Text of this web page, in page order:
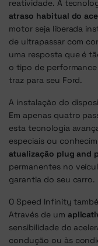
reatividade. A
atraso habitual do
motor seja liberada
de ultrapassar com
uma resposta que é
o tipo de
traz para seu Ford.
A instalação do
Em apenas quatro
esta tecnologia
especiais ou
atualização plug and
permanentes no
garantia do seu carro.
O Speed Infinity
Através de um
sensibilidade do
condução ou às